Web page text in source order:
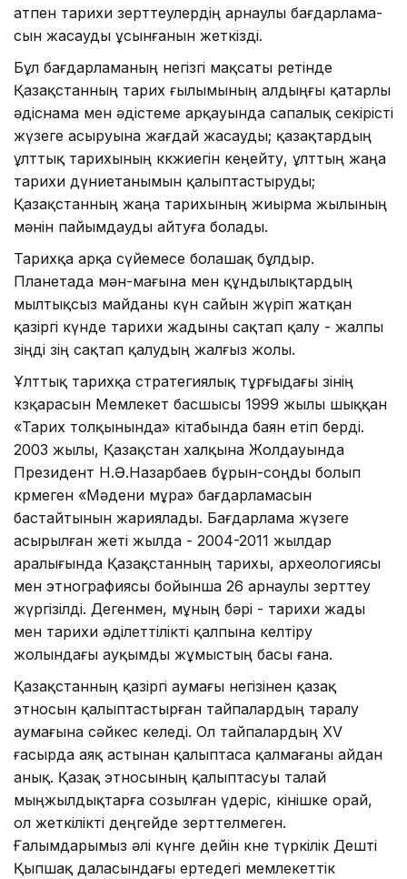
атпен тарихи зерттеулердің арнаулы бағ­дар­лама­
сын жасауды ұсынғанын жеткізді.
Бұл бағдарламаның негізгі мақ­саты ретінде
Қазақстанның тарих ғылымының алдыңғы қатарлы
әдіс­­нама мен әдістеме арқауында сапа­лық секірісті
жүзеге асыруына жағ­дай жасауды; қазақтардың
ұлттық та­рихының көкжиегін кеңейту, ұлт­тың жаңа
тарихи дүниетанымын қа­лып­тастыруды;
Қазақстанның жаңа тари­хының жиырма жылының
мәнін пайымдауды айтуға болады.
Тарихқа арқа сүйемесе болашақ бұлдыр.
Планетада мән-мағына мен құндылықтардың
мылтықсыз майданы күн сайын жүріп жатқан
қазіргі күнде та­рихи жадыны сақтап қалу - жалпы
өзің­ді өзің сақтап қалудың жалғыз жолы.
Ұлт­тық тарихқа стратегиялық тұрғы­­дағы өзінің
көзқарасын Мемлекет бас­шысы 1999 жылы шыққан
«Тарих толқынында» кітабында баян етіп берді.
2003 жылы, Қазақстан халқына Жолдауында
Президент Н.Ә.Назарбаев бұрын-соңды болып
көрмеген «Мәдени мұра» бағдарламасын
бастайтынын жариялады. Бағдарлама жүзеге
асырылған жеті жылда - 2004-2011 жылдар
аралығында Қа­зақ­станның тарихы, археологиясы
мен этнографиясы бойынша 26 ар­наулы зерттеу
жүргізілді. Дегенмен, мұның бәрі - тарихи жады
мен тарихи әділеттілікті қалпына келтіру
жолындағы ауқымды жұмыстың басы ғана.
Қазақстанның қазіргі аумағы негізінен қазақ
этносын қалыптастырған тайпалардың таралу
аумағына сәйкес келеді. Ол тайпалардың XV
ғасырда аяқ астынан қалыптаса қалмағаны айдан
анық. Қазақ этносының қалыптасуы талай
мыңжылдықтарға созылған үдеріс, өкінішке орай,
ол жеткілікті деңгейде зерттелмеген.
Ғалымдарымыз әлі күнге дейін көне түркілік Дешті
Қыпшақ даласындағы ертедегі мемлекеттік